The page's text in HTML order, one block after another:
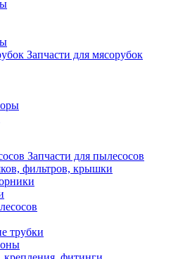
Запчасти для мясорубок
Запчасти для пылесосов
фильтров, крышки
трубки